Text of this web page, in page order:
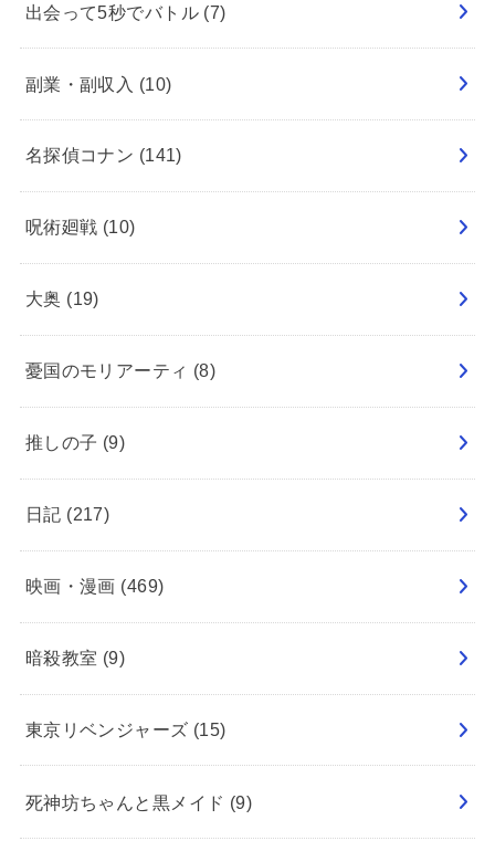
出会って5秒でバトル (7)
副業・副収入 (10)
名探偵コナン (141)
呪術廻戦 (10)
大奥 (19)
憂国のモリアーティ (8)
推しの子 (9)
日記 (217)
映画・漫画 (469)
暗殺教室 (9)
東京リベンジャーズ (15)
死神坊ちゃんと黒メイド (9)